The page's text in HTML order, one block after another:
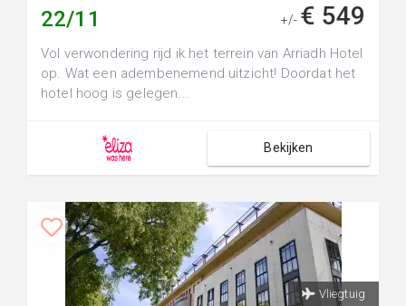
22/11 +/- € 549
Vol verwondering rijd ik het terrein van Arriadh Hotel
op. Wat een adembenemend uitzicht! Doordat het
hotel hoog is gelegen...
Bekijken
Vliegtuig